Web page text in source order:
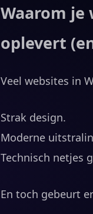
Waarom je
oplevert
Veel websites in
Strak design.
Moderne
Technisch netjes
En toch gebeurt